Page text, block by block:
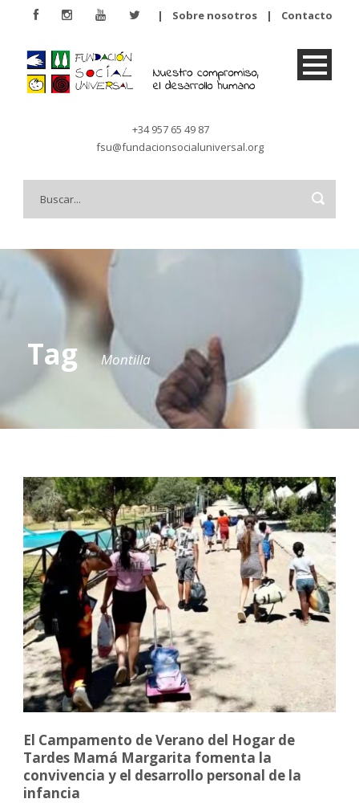
| Sobre nosotros | Contacto
+34 957 65 49 87
fsu@fundacionsocialuniversal.org
Tag Montilla
El Campamento de Verano del Hogar de
Tardes Mamá Margarita fomenta la
convivencia y el desarrollo personal de la
infancia